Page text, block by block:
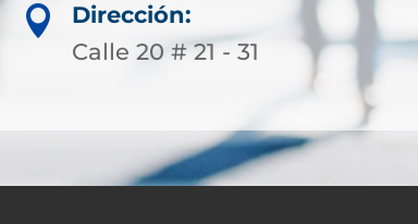

Dirección:
Calle 20 # 21 - 31